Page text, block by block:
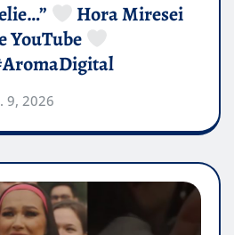
Hora Miresei
YouTube
9, 2026